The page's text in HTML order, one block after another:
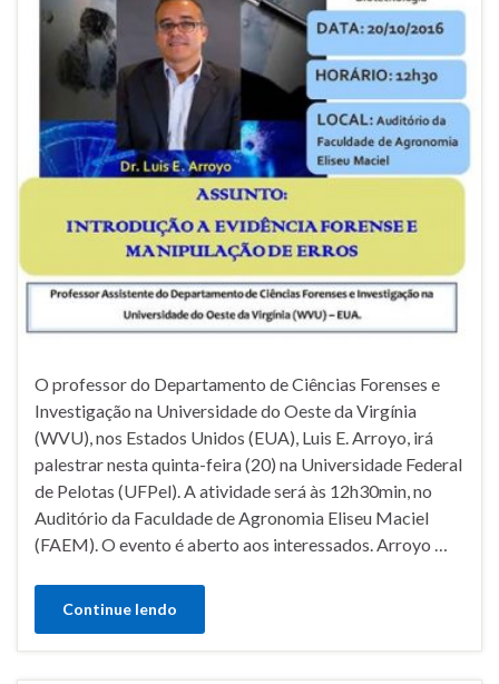
O professor do Departamento de Ciências Forenses e
Investigação na Universidade do Oeste da Virgínia
(WVU), nos Estados Unidos (EUA), Luis E. Arroyo, irá
palestrar nesta quinta-feira (20) na Universidade Federal
de Pelotas (UFPel). A atividade será às 12h30min, no
Auditório da Faculdade de Agronomia Eliseu Maciel
(FAEM). O evento é aberto aos interessados. Arroyo …
Continue lendo